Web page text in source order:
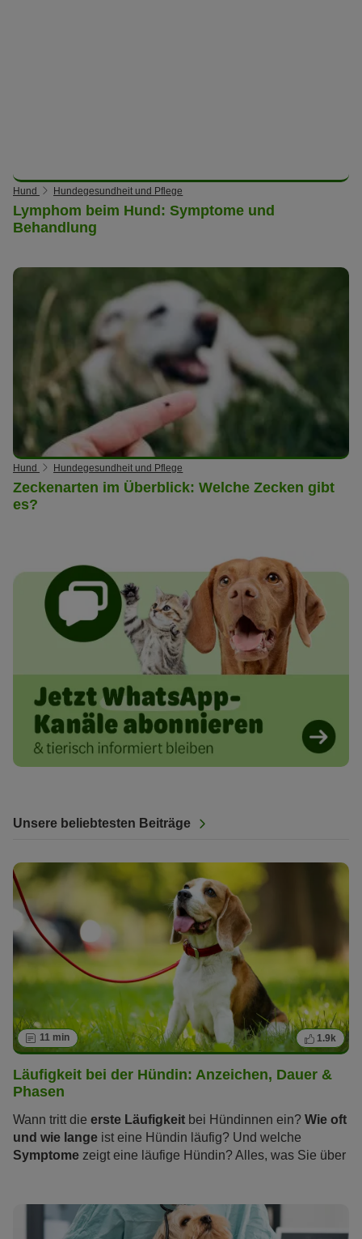
Hund Hundegesundheit und Pflege
Lymphom beim Hund: Symptome und
Behandlung
Hund Hundegesundheit und Pflege
Zeckenarten im Überblick: Welche Zecken gibt
es?
Unsere beliebtesten Beiträge
11 min 1.9k
Läufigkeit bei der Hündin: Anzeichen, Dauer &
Phasen
Wann tritt die erste Läufigkeit bei Hündinnen ein? Wie oft
und wie lange ist eine Hündin läufig? Und welche
Symptome zeigt eine läufige Hündin? Alles, was Sie über
erfahren Sie im folgenden Artikel.